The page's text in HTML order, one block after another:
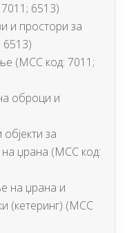
6513)
и простори за
(МСС код: 7011;
оброци и
за
џрана (МСС код:
на џрана и
(кетеринг) (МСС